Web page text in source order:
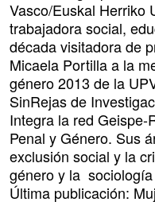
Vasco/Euskal Herriko
trabajadora social,
década visitadora de
Micaela Portilla a la
género 2013 de la
SinRejas de
Integra la red
Penal y Género. Sus
exclusión social y la
género y la
Última publicación: